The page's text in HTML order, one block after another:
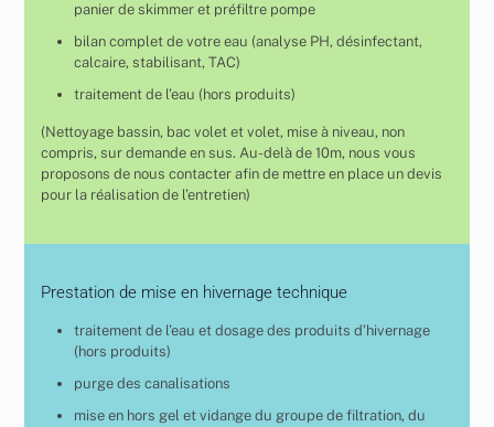
panier de skimmer et préfiltre pompe
bilan complet de votre eau (analyse PH, désinfectant,
calcaire, stabilisant, TAC)
traitement de l’eau (hors produits)
(Nettoyage bassin, bac volet et volet, mise à niveau, non
compris, sur demande en sus. Au-delà de 10m, nous vous
proposons de nous contacter afin de mettre en place un devis
pour la réalisation de l’entretien)
Prestation de mise en hivernage technique
traitement de l’eau et dosage des produits d’hivernage
(hors produits)
purge des canalisations
mise en hors gel et vidange du groupe de filtration, du